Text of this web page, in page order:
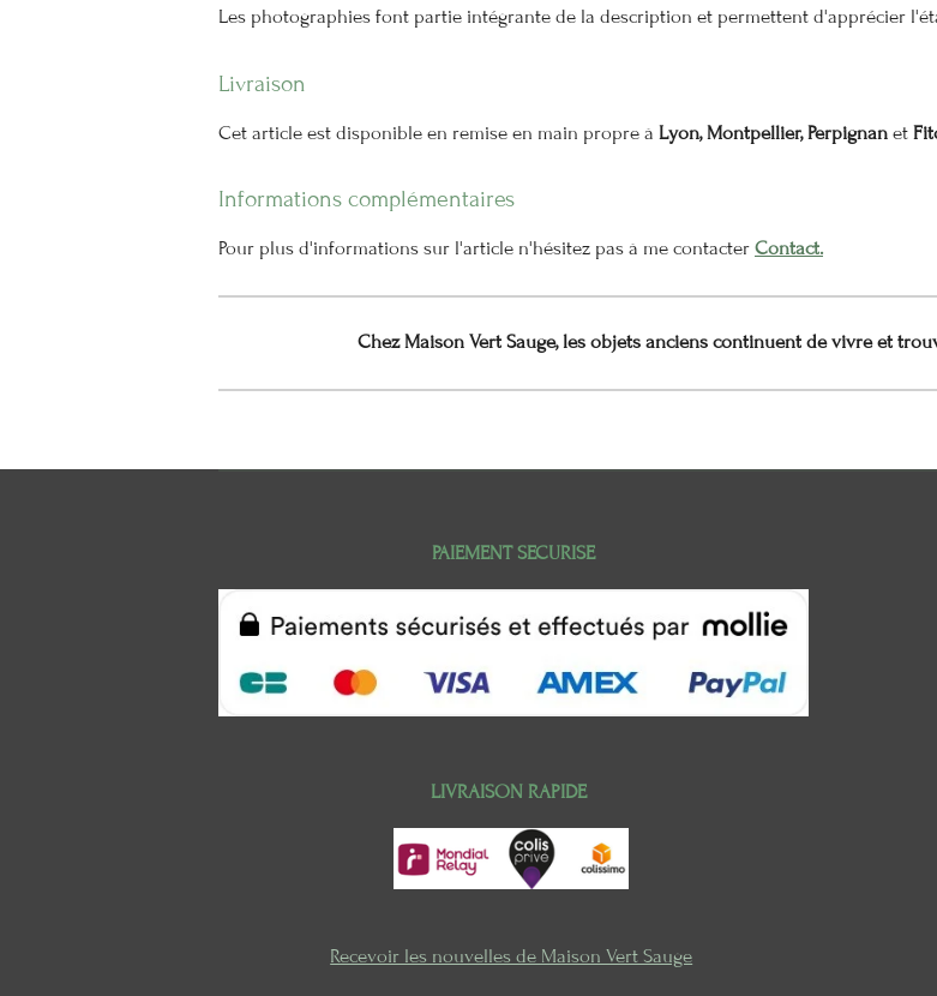
Les photographies font partie intégrante de la description et permettent d'apprécier
Livraison
Cet article est disponible en remise en main propre à Lyon, Montpellier, Perpignan et
Informations complémentaires
Pour plus d'informations sur l'article n'hésitez pas à me contacter Contact.
Chez Maison Vert Sauge, les objets anciens continuent de vivre et
PAIEMENT SECURISE
LIVRAISON RAPIDE
Recevoir les nouvelles de Maison Vert Sauge